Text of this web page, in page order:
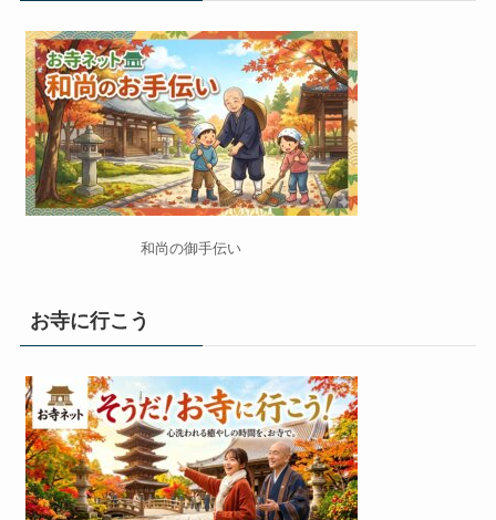
和尚の御手伝い
お寺に行こう